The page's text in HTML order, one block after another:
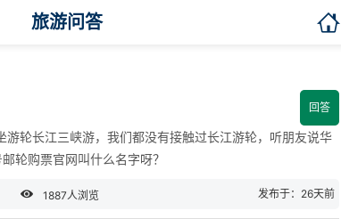
旅游问答 
回答
轮长江三峡游，我们都没有接触过长江游轮，听朋友说华
轮购票官网叫什么名字呀？
 1887人浏览 发布于：26天前